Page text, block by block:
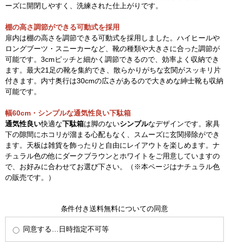
ーズに開閉しやすく、洗練された仕上がりです。
棚の高さ調節ができる可動式を採用
扉内は棚の高さを調節できる可動式を採用しました。ハイヒールや
ロングブーツ・スニーカーなど、靴の種類や大きさに合った調節が
可能です。3cmピッチと細かく調節できるので、効率よく収納でき
ます。最大21足の靴を集約でき、散らかりがちな玄関がスッキリ片
付きます。内寸奥行は30cmの広さがあるので大きめな紳士靴も収納
可能です。
幅60cm・シンプルな通気性良い下駄箱
通気性良い快適な下駄箱は脚のないシンプルなデザインです。家具
下の隙間にホコリが溜まる心配もなく、スムーズに玄関掃除ができ
ます。天板は雑貨を飾ったりと自由にレイアウトを楽しめます。ナ
チュラル色の他にダークブラウンとホワイトをご用意していますの
で、お好みに合わせてお選び下さい。（※本ページはナチュラル色
の販売です。）
条件付き送料無料についての同意
同意する…日時指定不可等